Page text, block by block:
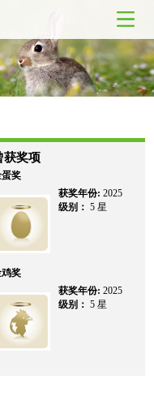
获奖项
奖
获奖年份: 2025
级别： 5 星
奖
获奖年份: 2025
级别： 5 星